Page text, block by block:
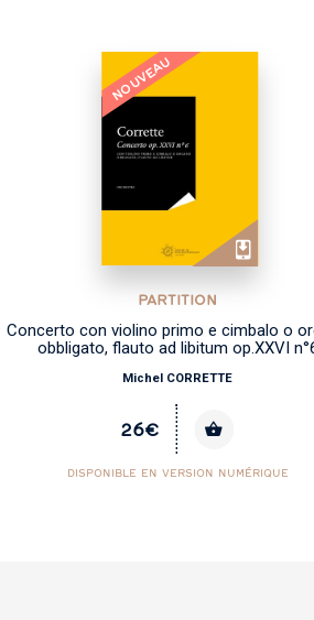
NOUVEAU
PARTITION
Concerto con violino primo e cimbalo o
obbligato, flauto ad libitum op.XXVI
Michel CORRETTE
26€
DISPONIBLE EN VERSION NUMÉRIQUE